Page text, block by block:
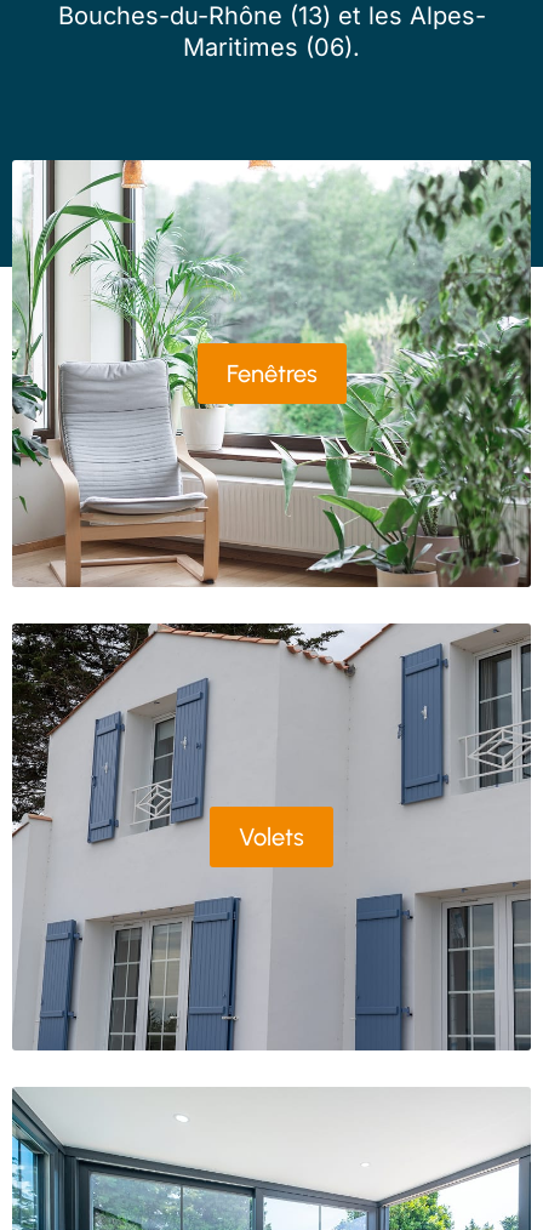
Bouches-du-Rhône (13) et les Alpes-
Maritimes (06).
Fenêtres
Volets